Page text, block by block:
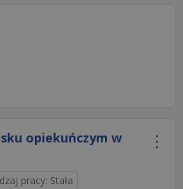
opiekuńczym w
pracy: Stała